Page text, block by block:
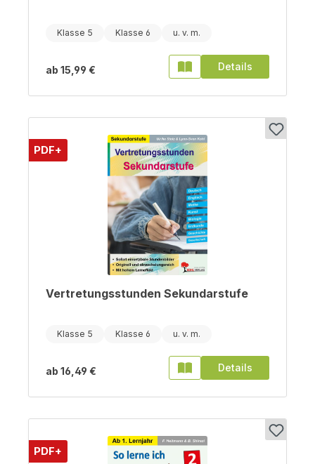
Klasse 5 Klasse 6
ab 15,99 € Details
PDF+
Vertretungsstunden Sekundarstufe
Klasse 5 Klasse 6
ab 16,49 € Details
PDF+